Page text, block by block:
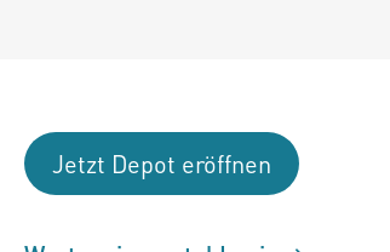
Jetzt Depot eröffnen